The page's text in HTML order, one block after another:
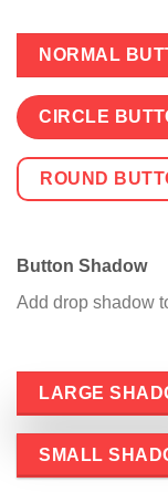
NORMAL
CIRCLE
ROUND
Button Shadow
Add drop shadow
LARGE
SMALL